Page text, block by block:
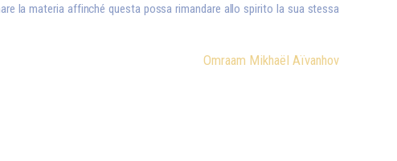
la materia affinché questa possa rimandare allo spirito la sua stessa
Omraam Mikhaël Aïvanhov